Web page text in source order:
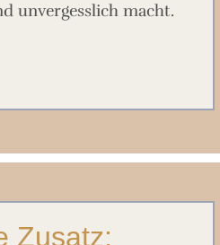
unvergesslich macht.
Zusatz: